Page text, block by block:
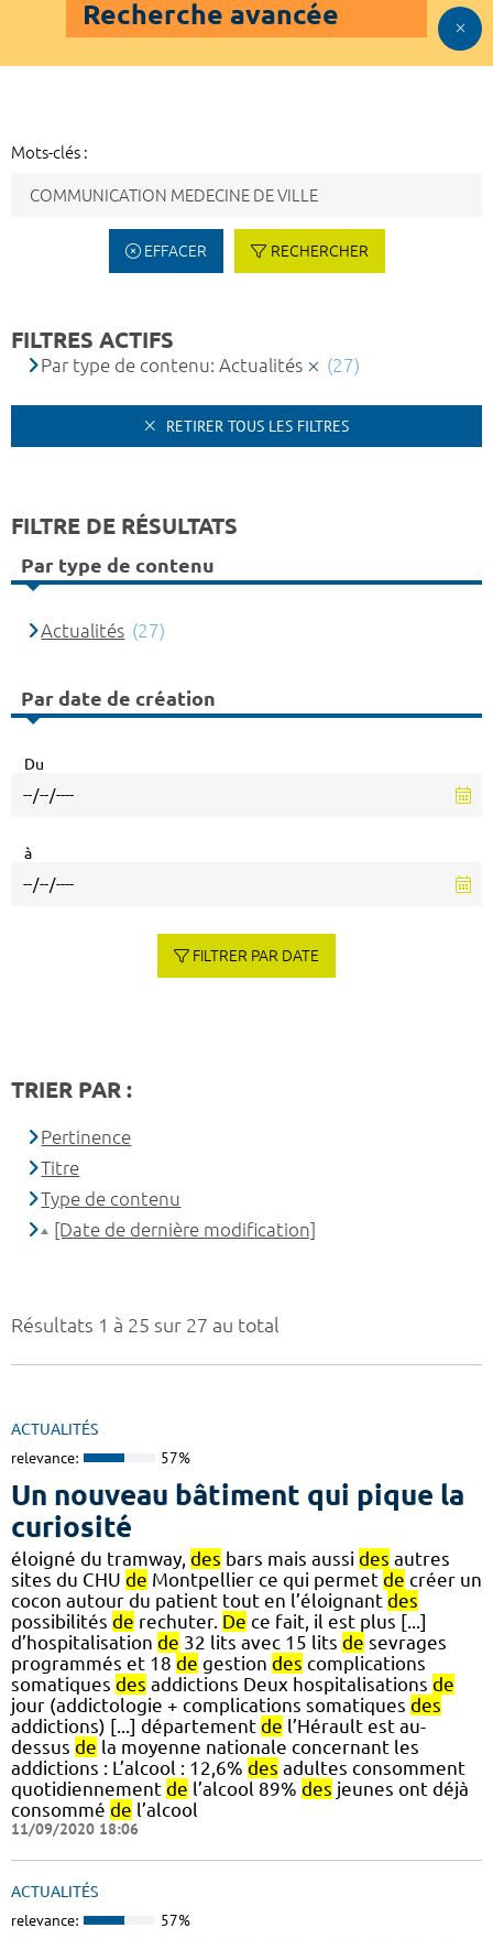
Recherche avancée
Mots-clés :
EFFACER RECHERCHER
Résultats 1 à 25 sur 27 au total
ACTUALITÉS
relevance: 57%
Un nouveau bâtiment qui pique la
curiosité
éloigné du tramway, des bars mais aussi des autres
sites du CHU de Montpellier ce qui permet de créer un
cocon autour du patient tout en l’éloignant des
possibilités de rechuter. De ce fait, il est plus [...]
d’hospitalisation de 32 lits avec 15 lits de sevrages
programmés et 18 de gestion des complications
somatiques des addictions Deux hospitalisations de
jour (addictologie + complications somatiques des
addictions) [...] département de l’Hérault est au-
dessus de la moyenne nationale concernant les
addictions : L’alcool : 12,6% des adultes consomment
quotidiennement de l’alcool 89% des jeunes ont déjà
consommé de l’alcool
11/09/2020 18:06
ACTUALITÉS
relevance: 57%
FILTRES ACTIFS
Par type de contenu: Actualités (27)
RETIRER TOUS LES FILTRES
FILTRE DE RÉSULTATS
Par type de contenu
Actualités (27)
Par date de création
Du
à
FILTRER PAR DATE
TRIER PAR :
Pertinence
Titre
Type de contenu
[Date de dernière modification]